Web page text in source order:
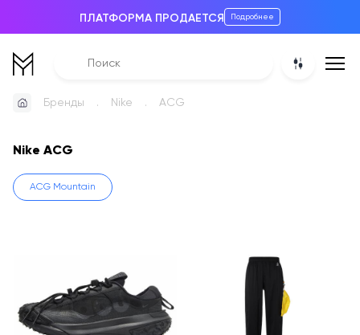
ПЛАТФОРМА ПРОДАЕТСЯ Подробнее
Бренды Nike ACG
Nike ACG
ACG Mountain